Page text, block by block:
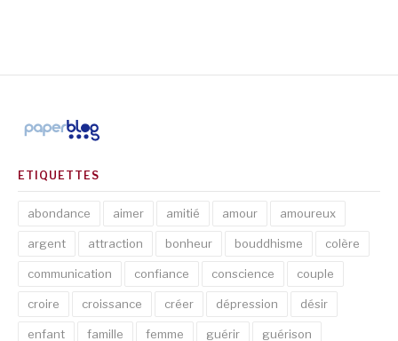
ETIQUETTES
abondance aimer amitié amour amoureux
argent attraction bonheur bouddhisme colère
communication confiance conscience couple
croire croissance créer dépression désir
enfant famille femme guérir guérison